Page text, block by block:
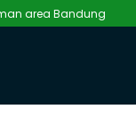
area Bandung